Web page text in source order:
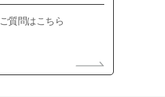
ご質問はこちら